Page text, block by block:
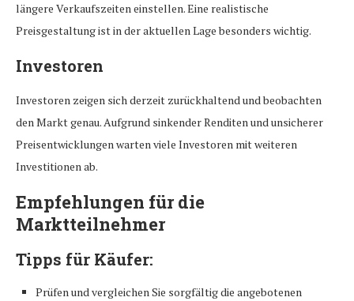
längere Verkaufszeiten einstellen. Eine realistische
Preisgestaltung ist in der aktuellen Lage besonders wichtig.
Investoren
Investoren zeigen sich derzeit zurückhaltend und beobachten
den Markt genau. Aufgrund sinkender Renditen und unsicherer
Preisentwicklungen warten viele Investoren mit weiteren
Investitionen ab.
Empfehlungen für die
Marktteilnehmer
Tipps für Käufer:
Prüfen und vergleichen Sie sorgfältig die angebotenen